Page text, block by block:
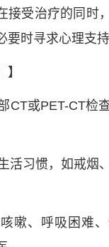
接受治疗的同时
要时寻求心理支持
CT或PET-CT检
活习惯，如戒烟
嗽、呼吸困难